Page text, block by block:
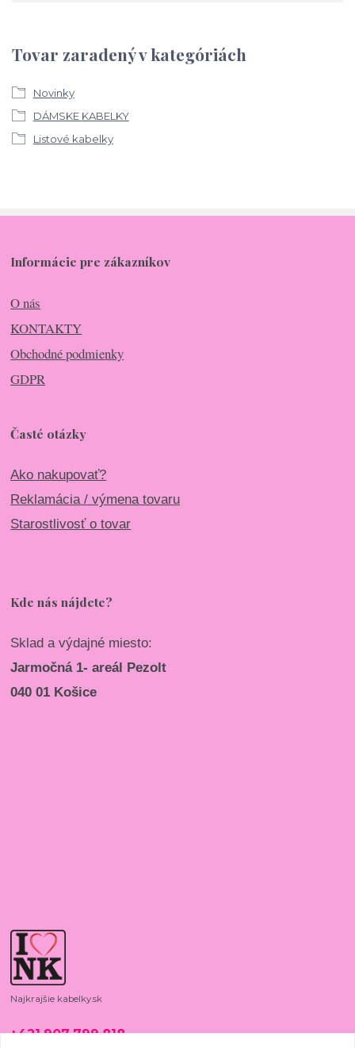
Tovar zaradený v kategóriách
Novinky
DÁMSKE KABELKY
Listové kabelky
Informácie pre zákazníkov
O nás
KONTAKTY
Obchodné podmienky
GDPR
Časté otázky
Ako nakupovať?
Reklamácia / výmena tovaru
Starostlivosť o tovar
Kde nás nájdete?
Sklad a výdajné miesto:
Jarmočná 1- areál Pezolt
040 01 Košice
Najkrajšie kabelky.sk
+421 907 799 818